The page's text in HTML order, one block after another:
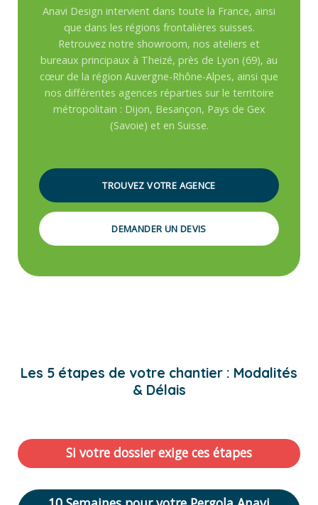
Anavi Design intervient dans toute la France, ainsi
que dans les régions frontalières suisses.
Retrouvez notre showroom, nos ateliers et
bureaux principaux à Theizé, près de Lyon (69), au
cœur de la région Auvergne-Rhône-Alpes, ainsi que
nos différentes agences réparties sur le territoire
métropolitain : Dijon, Besançon, Pays de Gex
(Savoie) et en Suisse.
TROUVEZ VOTRE AGENCE
DEMANDER UN DEVIS
Les 5 étapes de votre chantier : Modalités
& Délais
Si votre dossier exige ces étapes